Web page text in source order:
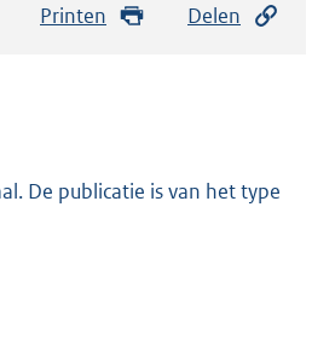
Printen Delen
De publicatie is van het type